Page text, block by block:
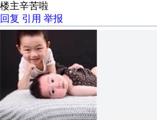
楼主辛苦啦
回复 引用 举报